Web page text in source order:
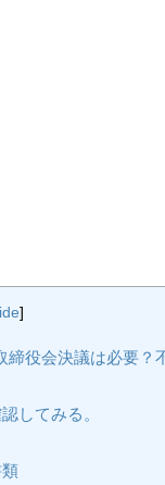
]
役会決議は必要？
してみる。